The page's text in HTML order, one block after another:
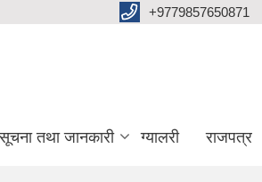
+9779857650871
सूचना तथा जानकारी ग्यालरी राजपत्र